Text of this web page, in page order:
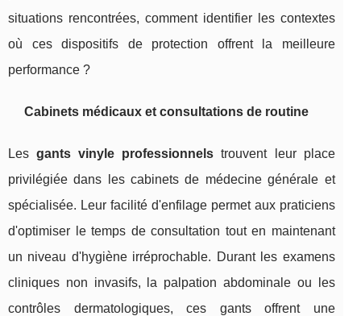
situations rencontrées, comment identifier les contextes
où ces dispositifs de protection offrent la meilleure
performance ?
Cabinets médicaux et consultations de routine
Lesgants vinyle professionnels trouvent leur place
privilégiée dans les cabinets de médecine générale et
spécialisée. Leur facilité d'enfilage permet aux praticiens
d'optimiser le temps de consultation tout en maintenant
un niveau d'hygiène irréprochable. Durant les examens
cliniques non invasifs, la palpation abdominale ou les
contrôles dermatologiques, ces gants offrent une